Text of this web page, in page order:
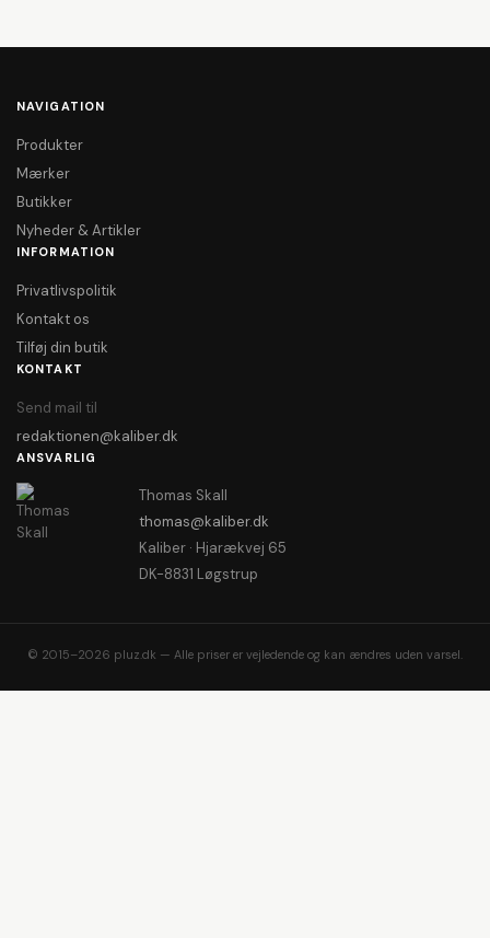
NAVIGATION
Produkter
Mærker
Butikker
Nyheder & Artikler
INFORMATION
Privatlivspolitik
Kontakt os
Tilføj din butik
KONTAKT
Send mail til
redaktionen@kaliber.dk
ANSVARLIG
Thomas Skall
thomas@kaliber.dk
Kaliber · Hjarækvej 65
DK-8831 Løgstrup
© 2015–2026 pluz.dk — Alle priser er vejledende og kan ændres uden varsel.